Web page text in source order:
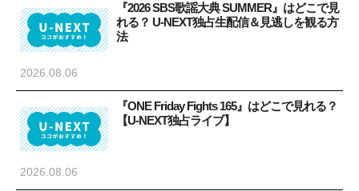
『2026 SBS歌謡大典 SUMMER』はどこで見
れる？ U-NEXT独占生配信＆見逃しを観る方
法
2026.08.06
『ONE Friday Fights 165』はどこで見れる？
【U-NEXT独占ライブ】
2026.08.06